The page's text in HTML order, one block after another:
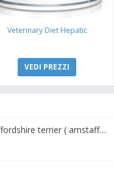
Veterinary Diet Hepatic
VEDI PREZZI
Gruppo American staffordshire terrier ( amstaff, amastaff )